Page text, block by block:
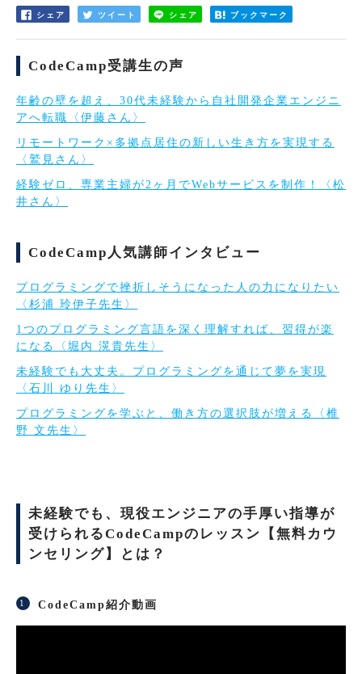
シェア ツイート シェア ブックマーク
CodeCamp受講生の声
年齢の壁を超え、30代未経験から自社開発企業エンジニ
アへ転職〈伊藤さん〉
リモートワーク×多拠点居住の新しい生き方を実現する
〈鷲見さん〉
経験ゼロ、専業主婦が2ヶ月でWebサービスを制作！〈松
井さん〉
CodeCamp人気講師インタビュー
プログラミングで挫折しそうになった人の力になりたい
〈杉浦 玲伊子先生〉
1つのプログラミング言語を深く理解すれば、習得が楽
になる〈堀内 滉貴先生〉
未経験でも大丈夫。プログラミングを通じて夢を実現
〈石川 ゆり先生〉
プログラミングを学ぶと、働き方の選択肢が増える〈椎
野 文先生〉
未経験でも、現役エンジニアの手厚い指導が
受けられるCodeCampのレッスン【無料カウ
ンセリング】とは？
CodeCamp紹介動画